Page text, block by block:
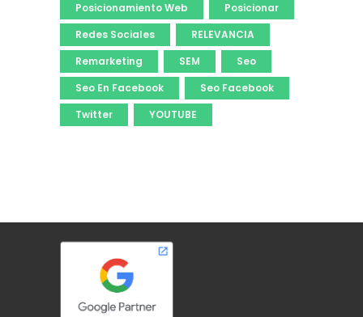
Posicionamiento Web
Posicionar
Redes Sociales
RELEVANCIA
Remarketing
SEM
Seo
Seo En Facebook
Seo Facebook
Twitter
YOUTUBE